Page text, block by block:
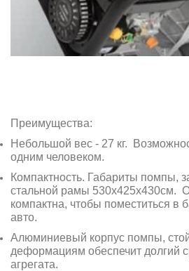
Преимущества:
Небольшой вес - 27 кг.
одним человеком.
Компактность. Габариты помпы,
стальной рамы 530х425х430см.
компактна, чтобы поместиться в
авто.
Алюминиевый корпус помпы,
деформациям обеспечит долгий
агрегата.